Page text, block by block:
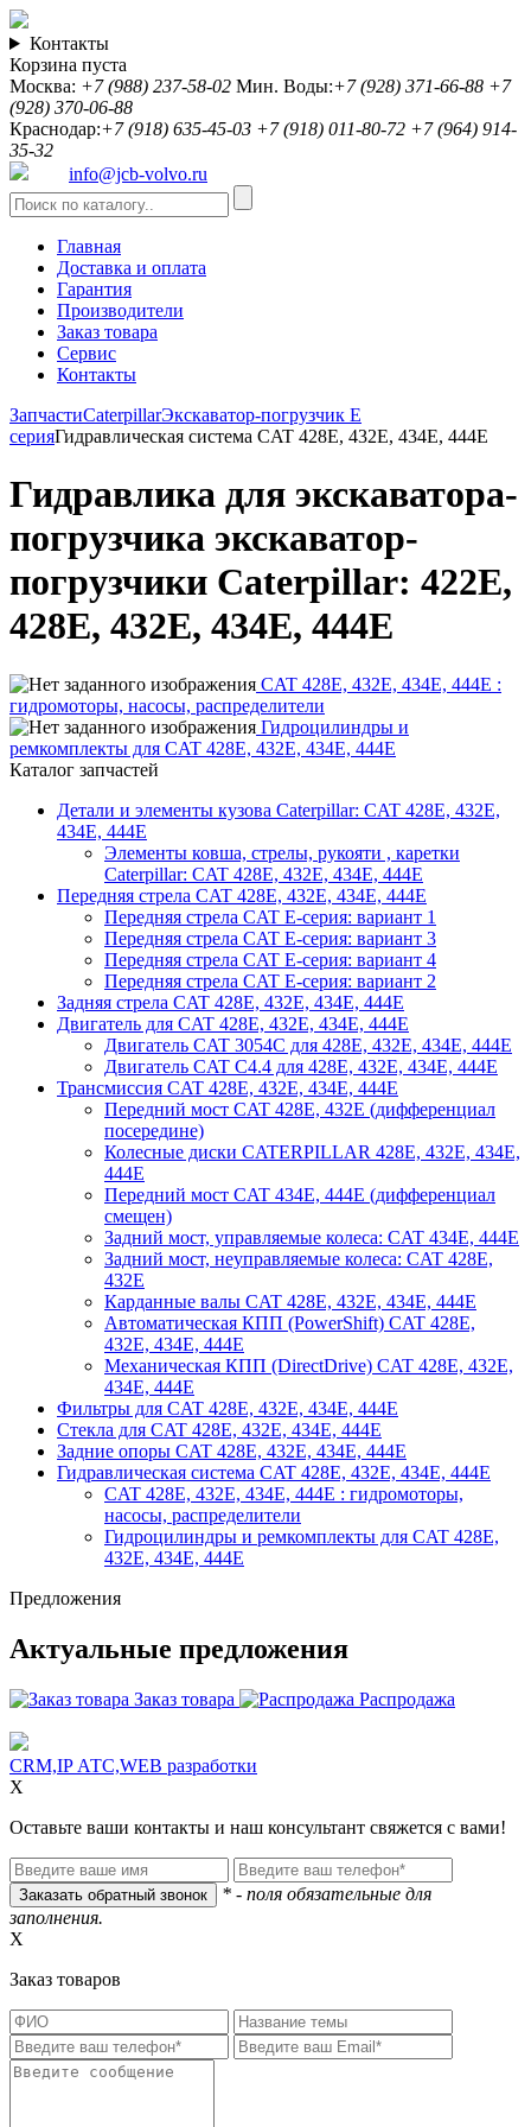
Контакты
Корзина пуста
Москва: +7 (988) 237-58-02 Мин. Воды:+7 (928) 371-66-88 +7
(928) 370-06-88
Краснодар:+7 (918) 635-45-03 +7 (918) 011-80-72 +7 (964) 914-
35-32
info@jcb-volvo.ru
Главная
Доставка и оплата
Гарантия
Производители
Заказ товара
Сервис
Контакты
ЗапчастиCaterpillarЭкскаватор-погрузчик E
серияГидравлическая система CAT 428E, 432E, 434E, 444E
Гидравлика для экскаватора-
погрузчика экскаватор-
погрузчики Caterpillar: 422E,
428E, 432E, 434E, 444E
CAT 428E, 432E, 434E, 444E :
гидромоторы, насосы, распределители
Гидроцилиндры и
ремкомплекты для CAT 428E, 432E, 434E, 444E
Каталог запчастей
Детали и элементы кузова Caterpillar: CAT 428E, 432E,
434E, 444E
Элементы ковша, стрелы, рукояти , каретки
Caterpillar: CAT 428E, 432E, 434E, 444E
Передняя стрела CAT 428E, 432E, 434E, 444E
Передняя стрела CAT E-серия: вариант 1
Передняя стрела CAT E-серия: вариант 3
Передняя стрела CAT E-серия: вариант 4
Передняя стрела CAT E-серия: вариант 2
Задняя стрела CAT 428E, 432E, 434E, 444E
Двигатель для CAT 428E, 432E, 434E, 444E
Двигатель CAT 3054C для 428E, 432E, 434E, 444E
Двигатель CAT C4.4 для 428E, 432E, 434E, 444E
Трансмиссия CAT 428E, 432E, 434E, 444E
Передний мост CAT 428E, 432E (дифференциал
посередине)
Колесные диски CATERPILLAR 428E, 432E, 434E,
444E
Передний мост CAT 434E, 444E (дифференциал
смещен)
Задний мост, управляемые колеса: CAT 434E, 444E
Задний мост, неуправляемые колеса: CAT 428E,
432E
Карданные валы CAT 428E, 432E, 434E, 444E
Автоматическая КПП (PowerShift) CAT 428E,
432E, 434E, 444E
Механическая КПП (DirectDrive) CAT 428E, 432E,
434E, 444E
Фильтры для CAT 428E, 432E, 434E, 444E
Стекла для CAT 428E, 432E, 434E, 444E
Задние опоры CAT 428E, 432E, 434E, 444E
Гидравлическая система CAT 428E, 432E, 434E, 444E
CAT 428E, 432E, 434E, 444E : гидромоторы,
насосы, распределители
Гидроцилиндры и ремкомплекты для CAT 428E,
432E, 434E, 444E
Предложения
Актуальные предложения
Заказ товара Распродажа
CRM,IP АТС,WEB разработки
X
Оставьте ваши контакты и наш консультант свяжется с вами!
* - поля обязательные для
заполнения.
X
Заказ товаров